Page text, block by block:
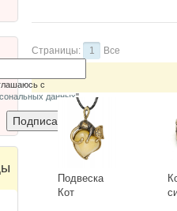
Страницы: 1 Все
Подвеска
Кот
с
данных"